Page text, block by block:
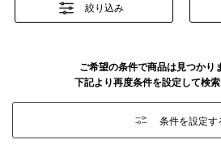
絞り込み
ご希望の条件で商品は見つかり
下記より再度条件を設定して検索
条件を設定す